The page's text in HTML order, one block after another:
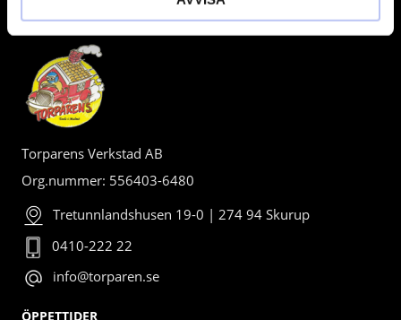
Torparens Verkstad AB
Org.nummer: 556403-6480
Tretunnlandshusen 19-0 | 274 94 Skurup
0410-222 22
info@torparen.se
ÖPPETTIDER